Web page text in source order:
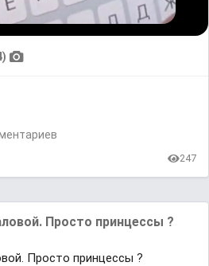
247
Просто принцессы ?
Просто принцессы ?